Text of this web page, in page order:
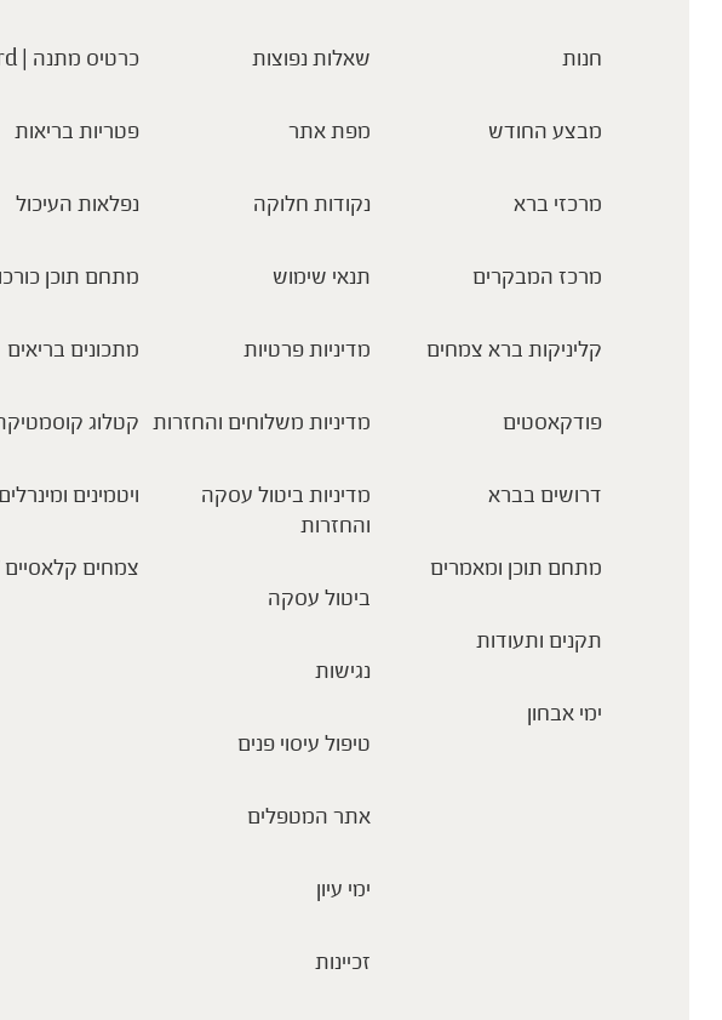
חנות
מבצע החודש
מרכזי ברא
מרכז המבקרים
קליניקות ברא צמחים
פודקאסטים
דרושים בברא
מתחם תוכן ומאמרים
תקנים ותעודות
ימי אבחון
שאלות נפוצות
מפת אתר
נקודות חלוקה
תנאי שימוש
מדיניות פרטיות
מדיניות משלוחים והחזרות
מדיניות ביטול עסקה
והחזרות
ביטול עסקה
נגישות
טיפול עיסוי פנים
אתר המטפלים
ימי עיון
זכיינות
כרטיס מתנה | Gift Card
פטריות בריאות
נפלאות העיכול
מתחם תוכן
מתכונים בריאים
קטלוג
ויטמינים ומינרלים
צמחים קלאסיים